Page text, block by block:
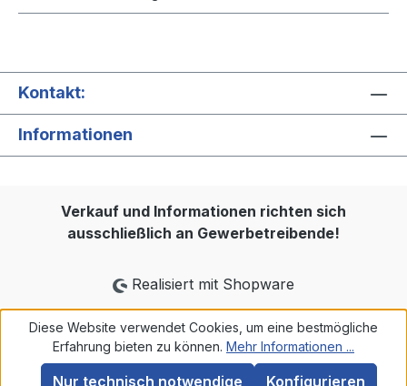
Kontakt:
Informationen
Verkauf und Informationen richten sich
ausschließlich an Gewerbetreibende!
Realisiert mit Shopware
Diese Website verwendet Cookies, um eine bestmögliche
Erfahrung bieten zu können. Mehr Informationen ...
Nur technisch notwendige Konfigurieren